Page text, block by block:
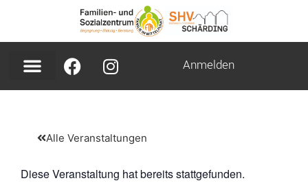
Anmelden
Alle Veranstaltungen
Diese Veranstaltung hat bereits stattgefunden.